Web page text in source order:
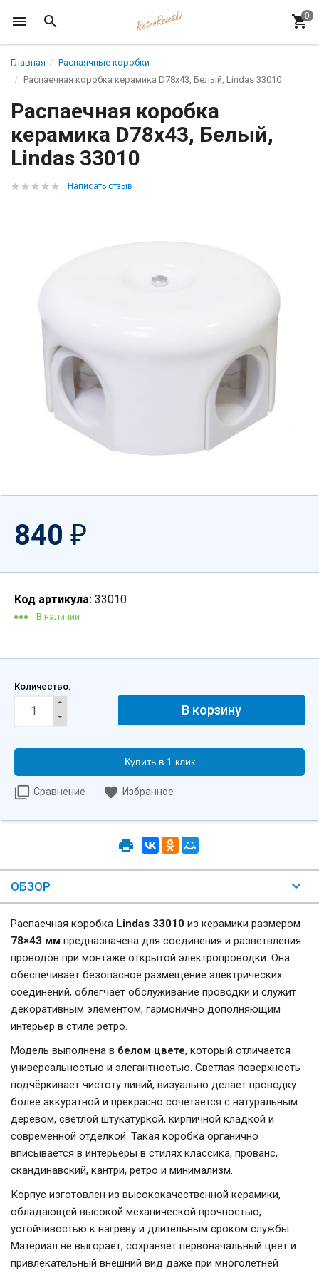
Главная
Распаячные коробки
Распаечная коробка керамика D78х43, Белый, Lindas 33010
Распаечная коробка
керамика D78х43, Белый,
Lindas 33010
Написать отзыв
840 ₽
Код артикула: 33010
В наличии
Количество:
Купить в 1 клик
Сравнение Избранное
ОБЗОР
Распаечная коробка Lindas 33010 из керамики размером
78×43 мм предназначена для соединения и разветвления
проводов при монтаже открытой электропроводки. Она
обеспечивает безопасное размещение электрических
соединений, облегчает обслуживание проводки и служит
декоративным элементом, гармонично дополняющим
интерьер в стиле ретро.
Модель выполнена в белом цвете, который отличается
универсальностью и элегантностью. Светлая поверхность
подчёркивает чистоту линий, визуально делает проводку
более аккуратной и прекрасно сочетается с натуральным
деревом, светлой штукатуркой, кирпичной кладкой и
современной отделкой. Такая коробка органично
вписывается в интерьеры в стилях классика, прованс,
скандинавский, кантри, ретро и минимализм.
Корпус изготовлен из высококачественной керамики,
обладающей высокой механической прочностью,
устойчивостью к нагреву и длительным сроком службы.
Материал не выгорает, сохраняет первоначальный цвет и
привлекательный внешний вид даже при многолетней